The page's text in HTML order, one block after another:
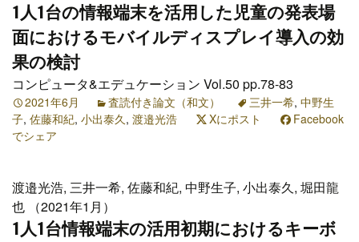
1人1台の情報端末を活用した児童の発表場
面におけるモバイルディスプレイ導入の効
果の検討
コンピュータ&エデュケーション Vol.50 pp.78-83
2021年6月 査読付き論文（和文） 三井一希, 中野生
子, 佐藤和紀, 小出泰久, 渡邉光浩 Xにポスト
Facebook
でシェア
渡邉光浩, 三井一希, 佐藤和紀, 中野生子, 小出泰久, 堀田龍
也 （2021年1月）
1人1台情報端末の活用初期におけるキーボ